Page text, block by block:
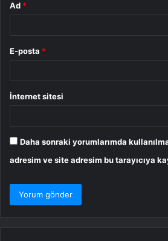
Ad *
E-posta *
İnternet sitesi
Daha sonraki yorumlarımda
adresim ve site adresim bu tarayıcıya